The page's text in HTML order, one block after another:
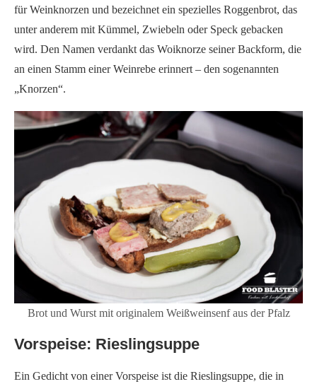
für Weinknorzen und bezeichnet ein spezielles Roggenbrot, das
unter anderem mit Kümmel, Zwiebeln oder Speck gebacken
wird. Den Namen verdankt das Woiknorze seiner Backform, die
an einen Stamm einer Weinrebe erinnert – den sogenannten
„Knorzen“.
Brot und Wurst mit originalem Weißweinsenf aus der Pfalz
Vorspeise: Rieslingsuppe
Ein Gedicht von einer Vorspeise ist die Rieslingsuppe, die in